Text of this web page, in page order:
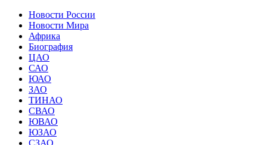
Новости России
Новости Мира
Африка
Биография
ЦАО
САО
ЮАО
ЗАО
ТИНАО
СВАО
ЮВАО
ЮЗАО
СЗАО